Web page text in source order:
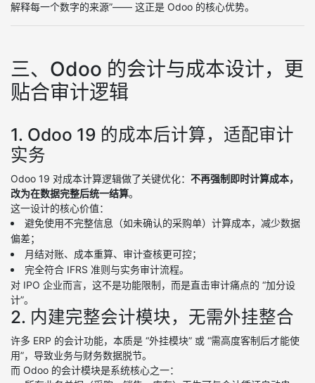
解释每一个数字的来源”—— 这正是 Odoo 的核心优势。
三、Odoo 的会计与成本设计，更
贴合审计逻辑
1. Odoo 19 的成本后计算，适配审计
实务
Odoo 19 对成本计算逻辑做了关键优化： 不再强制即时计算成本，
改为在数据完整后统一结算。
这一设计的核心价值：
避免使用不完整信息（如未确认的采购单）计算成本，减少数据
偏差；
月结对账、成本重算、审计查核更可控；
完全符合 IFRS 准则与实务审计流程。
对 IPO 企业而言，这不是功能限制，而是直击审计痛点的 “加分设
计”。
2. 内建完整会计模块，无需外挂整合
许多 ERP 的会计功能，本质是 “外挂模块” 或 “需高度客制后才能使
用”，导致业务与财务数据脱节。
而 Odoo 的会计模块是系统核心之一：